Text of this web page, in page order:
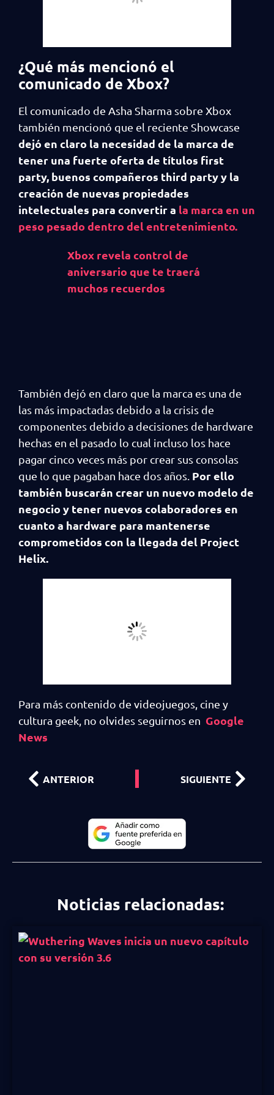
¿Qué más mencionó el
comunicado de Xbox?
El comunicado de Asha Sharma sobre Xbox
también mencionó que el reciente Showcase
dejó en claro la necesidad de la marca de
tener una fuerte oferta de títulos first
party, buenos compañeros third party y la
creación de nuevas propiedades
intelectuales para convertir a la marca en un
peso pesado dentro del entretenimiento.
Xbox revela control de
aniversario que te traerá
muchos recuerdos
También dejó en claro que la marca es una de
las más impactadas debido a la crisis de
componentes debido a decisiones de hardware
hechas en el pasado lo cual incluso los hace
pagar cinco veces más por crear sus consolas
que lo que pagaban hace dos años. Por ello
también buscarán crear un nuevo modelo de
negocio y tener nuevos colaboradores en
cuanto a hardware para mantenerse
comprometidos con la llegada del Project
Helix.
Para más contenido de videojuegos, cine y
cultura geek, no olvides seguirnos en Google
News
ANTERIOR SIGUIENTE
Noticias relacionadas: